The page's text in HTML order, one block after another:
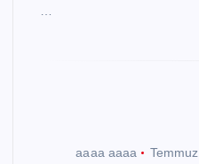
aaaa aaaa